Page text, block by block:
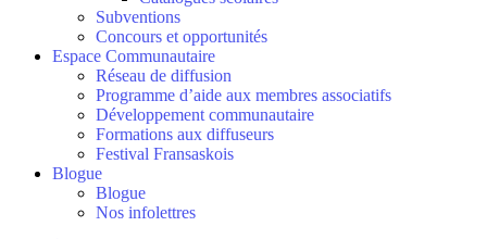
Subventions
Concours et opportunités
Espace Communautaire
Réseau de diffusion
Programme d’aide aux membres associatifs
Développement communautaire
Formations aux diffuseurs
Festival Fransaskois
Blogue
Blogue
Nos infolettres